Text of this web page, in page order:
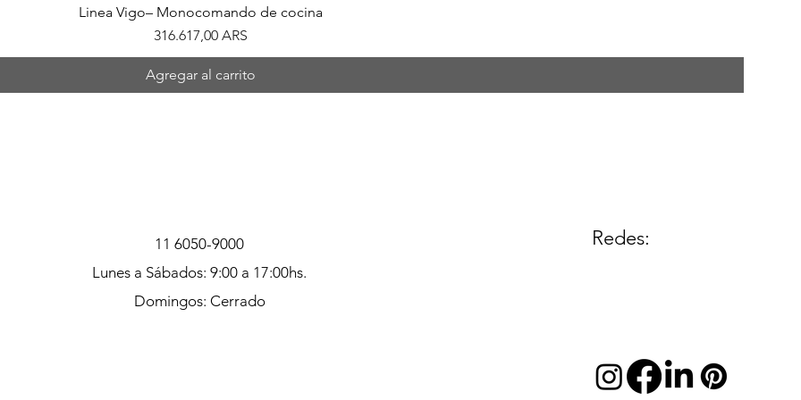
Linea Vigo– Monocomando de cocina
Precio
316.617,00 ARS
Agregar al carrito
11 6050-9000
Lunes a Sábados: 9:00 a 17:00hs.
Domingos: Cerrado
Redes: